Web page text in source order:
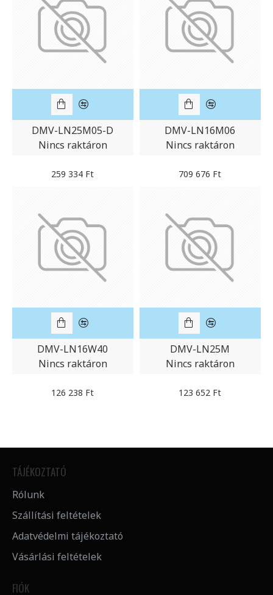
DMV-LN25M05-D
Nincs raktáron
259 334 Ft
DMV-LN16M06
Nincs raktáron
709 676 Ft
DMV-LN16W40
Nincs raktáron
126 238 Ft
DMV-LN25M
Nincs raktáron
123 652 Ft
TÁJÉKOZTATÓ
Rólunk
Szállítási feltételek
Adatvédelmi tájékoztató
Vásárlási feltételek
FIÓK